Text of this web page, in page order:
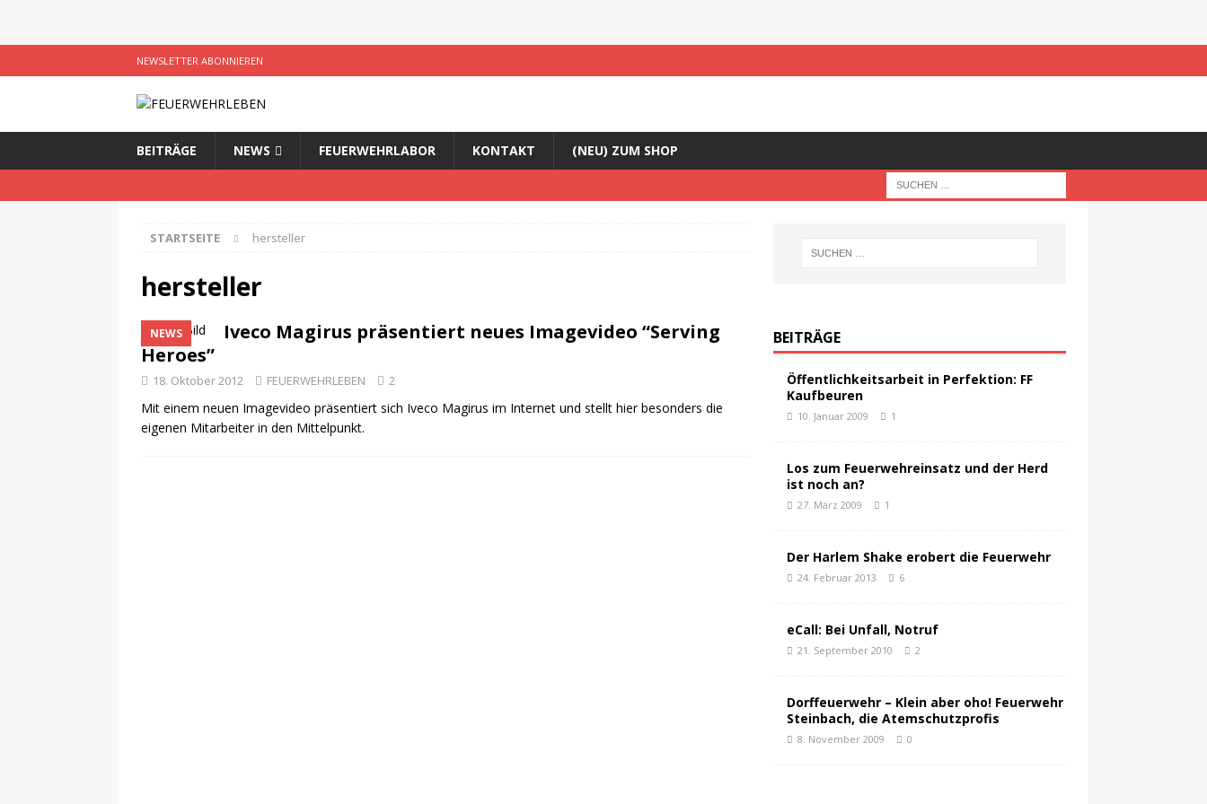
NEWSLETTER ABONNIEREN
BEITRÄGE NEWS FEUERWEHRLABOR KONTAKT (NEU) ZUM SHOP
STARTSEITE hersteller
hersteller
NEWS
Iveco Magirus präsentiert neues Imagevideo “Serving
Heroes”
18. Oktober 2012 FEUERWEHRLEBEN 2
Mit einem neuen Imagevideo präsentiert sich Iveco Magirus im Internet und stellt hier besonders die
eigenen Mitarbeiter in den Mittelpunkt.
BEITRÄGE
Öffentlichkeitsarbeit in Perfektion: FF
Kaufbeuren
10. Januar 2009 1
Los zum Feuerwehreinsatz und der Herd
ist noch an?
27. März 2009 1
Der Harlem Shake erobert die Feuerwehr
24. Februar 2013 6
eCall: Bei Unfall, Notruf
21. September 2010 2
Dorffeuerwehr – Klein aber oho! Feuerwehr
Steinbach, die Atemschutzprofis
8. November 2009 0